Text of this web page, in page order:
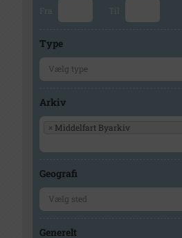
Fra Til
Type
Arkiv
× Middelfart Byarkiv
Geografi
Generelt